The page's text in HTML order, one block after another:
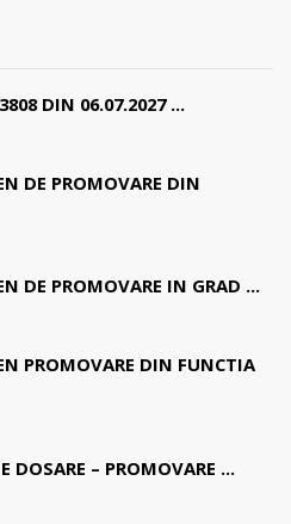
DIN 06.07.2027 ...
DE PROMOVARE DIN
DE PROMOVARE IN GRAD ...
PROMOVARE DIN FUNCTIA
DOSARE – PROMOVARE ...